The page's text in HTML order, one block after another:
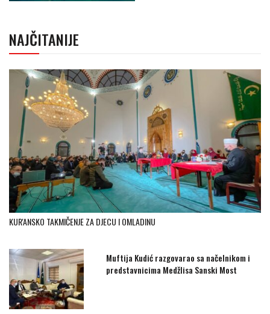
NAJČITANIJE
KUR'ANSKO TAKMIČENJE ZA DJECU I OMLADINU
Muftija Kudić razgovarao sa načelnikom i
predstavnicima Medžlisa Sanski Most